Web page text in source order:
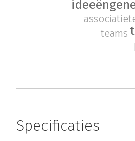
teams
Specificaties